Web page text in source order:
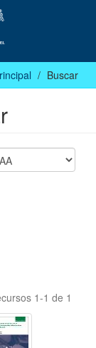
Buscar
1-1 de 1